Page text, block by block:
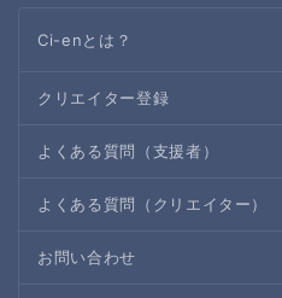
Ci-enとは？
クリエイター登録
よくある質問（支援者）
よくある質問（クリエイター）
お問い合わせ